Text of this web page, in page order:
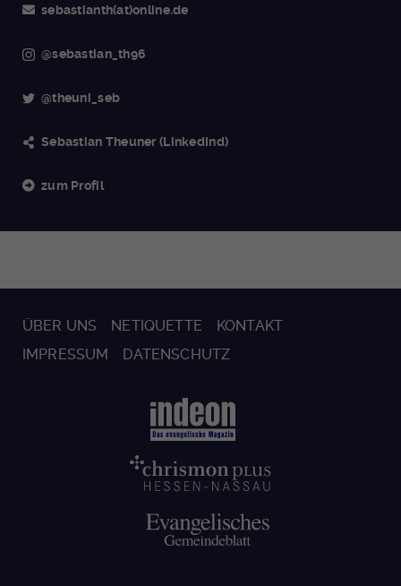
sebastianth(at)online.de
@sebastian_th96
@theuni_seb
Sebastian Theuner (LinkedInd)
zum Profil
ÜBER UNS NETIQUETTE
KONTAKT
IMPRESSUM
DATENSCHUTZ